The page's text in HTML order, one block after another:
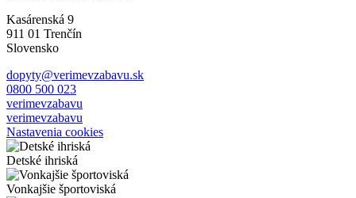
Kasárenská 9
911 01 Trenčín
Slovensko
dopyty@verimevzabavu.sk
0800 500 023
verimevzabavu
verimevzabavu
Nastavenia cookies
Detské ihriská
Vonkajšie športoviská